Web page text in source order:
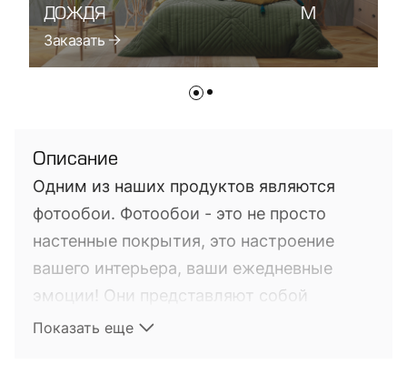
ДОЖДЯ
М
Заказать
Описание
Одним из наших продуктов являются
фотообои. Фотообои - это не просто
настенные покрытия, это настроение
вашего интерьера, ваши ежедневные
эмоции! Они представляют собой
фотопечать на настенных покрытиях. Это
Показать еще